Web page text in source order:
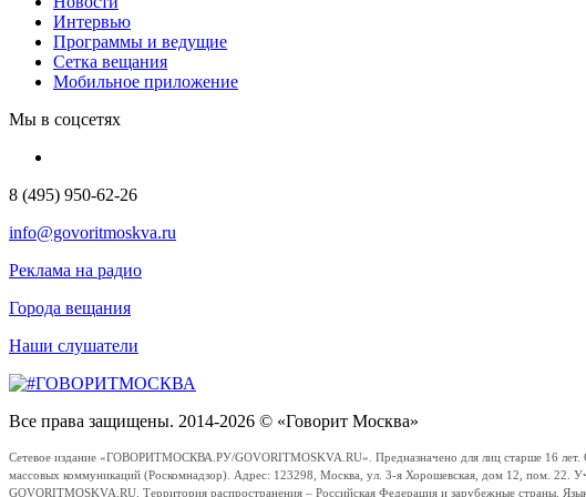
Интервью
Программы и ведущие
Сетка вещания
Мобильное приложение
Мы в соцсетях
8 (495) 950-62-26
info@govoritmoskva.ru
Реклама на радио
Города вещания
Наши слушатели
Все права защищены. 2014-2026 © «Говорит Москва»
Сетевое издание «ГОВОРИТМОСКВА.РУ/GOVORITMOSKVA.RU». Предназначено для лиц старше 16
массовых коммуникаций (Роскомнадзор). Адрес: 123298, Москва, ул. 3-я Хорошевская, дом 12, пом.
GOVORITMOSKVA.RU. Территория распространения – Российская Федерация и зарубежные страны.